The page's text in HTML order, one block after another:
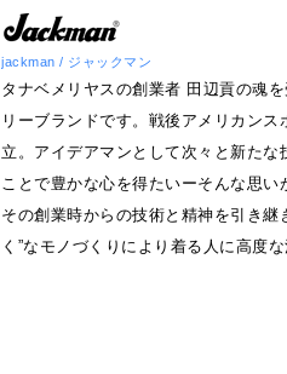
jackman / ジャックマン
タナベメリヤスの創業者 田辺貢の魂
リーブランドです。戦後アメリカン
立。アイデアマンとして次々と新た
ことで豊かな心を得たいーそんな思
その創業時からの技術と精神を引き継
く”なモノづくりにより着る人に高度